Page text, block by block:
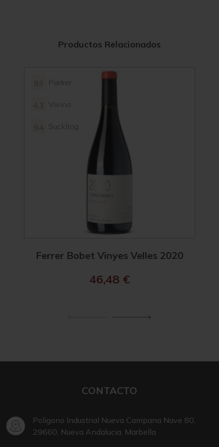
Productos Relacionados
Parker
Vivino
Suckling
Ferrer Bobet Vinyes Velles 2020
46,48 €
CONTACTO
Poligono Industrial Nueva Campana Nave 80,
29660, Nueva Andalucia, Marbella